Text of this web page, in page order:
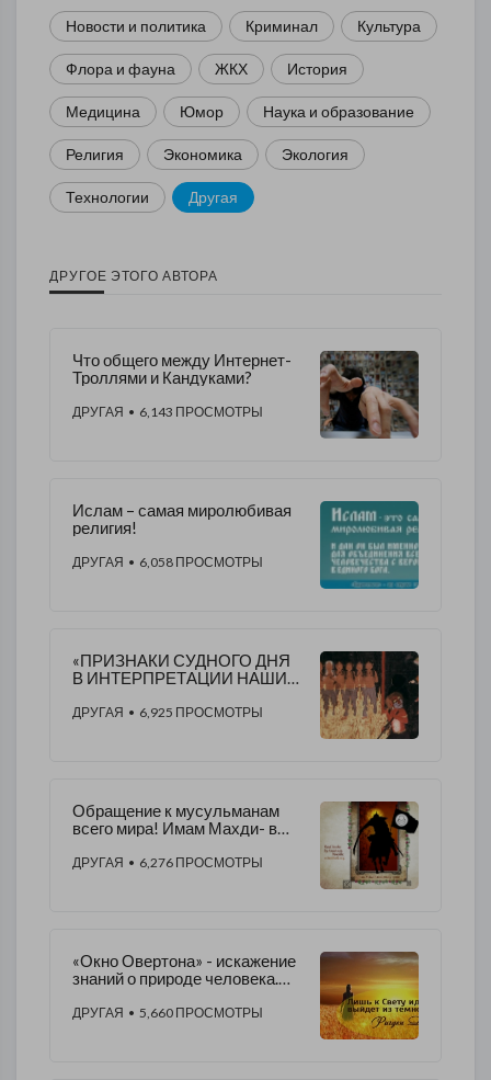
Новости и политика Криминал Культура
Флора и фауна ЖКХ История
Медицина Юмор Наука и образование
Религия Экономика Экология
Технологии Другая
ДРУГОЕ ЭТОГО АВТОРА
Что общего между Интернет-
Троллями и Кандуками?
ДРУГАЯ • 6,143 ПРОСМОТРЫ
Ислам – самая миролюбивая
религия!
ДРУГАЯ • 6,058 ПРОСМОТРЫ
«ПРИЗНАКИ СУДНОГО ДНЯ
В ИНТЕРПРЕТАЦИИ НАШИХ
ДРУГАЯ • 6,925 ПРОСМОТРЫ
​Обращение к мусульманам
всего мира! Имам Махди- в
ДРУГАЯ • 6,276 ПРОСМОТРЫ
«Окно Овертона» - искажение
знаний о природе человека.
ДРУГАЯ • 5,660 ПРОСМОТРЫ